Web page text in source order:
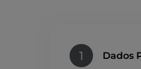
1 Dados